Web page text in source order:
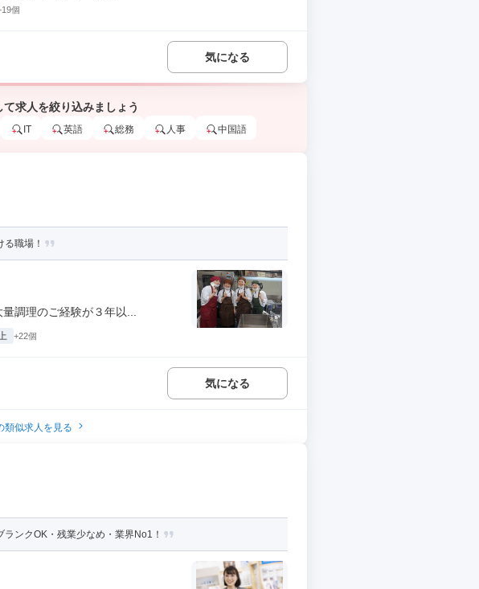
個
気になる
て求人を絞り込みましょう
IT 英語 総務 人事 中国語
職場！
調理のご経験が３年以...
+22個
気になる
類似求人を見る
ンクOK・残業少なめ・業界No1！